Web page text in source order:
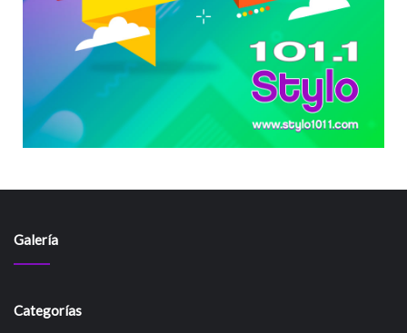
Galería
Categorías